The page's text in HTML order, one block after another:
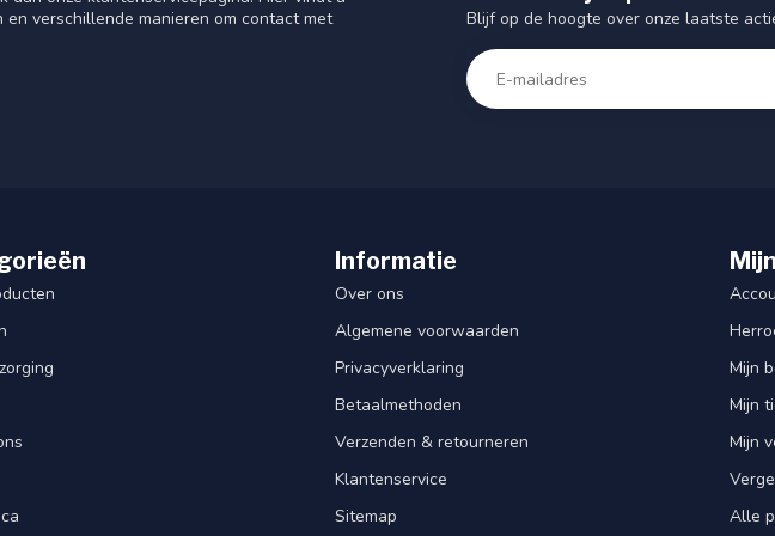
verschillende manieren om contact met
Blijf op de hoogte over onze laatste
Informatie
Over ons
Algemene voorwaarden
Privacyverklaring
Betaalmethoden
Verzenden & retourneren
Klantenservice
Sitemap
Mijn
Mijn
Mijn
Alle